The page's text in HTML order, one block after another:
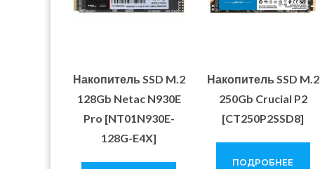
Накопитель SSD M.2
128Gb Netac N930E
Pro [NT01N930E-
128G-E4X]
Накопитель SSD M.2
250Gb Crucial P2
[CT250P2SSD8]
ПОДРОБНЕЕ